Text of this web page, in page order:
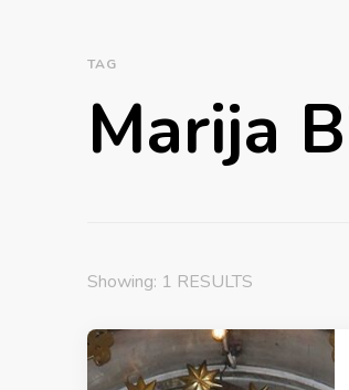
TAG
Marija
Showing: 1 RESULTS